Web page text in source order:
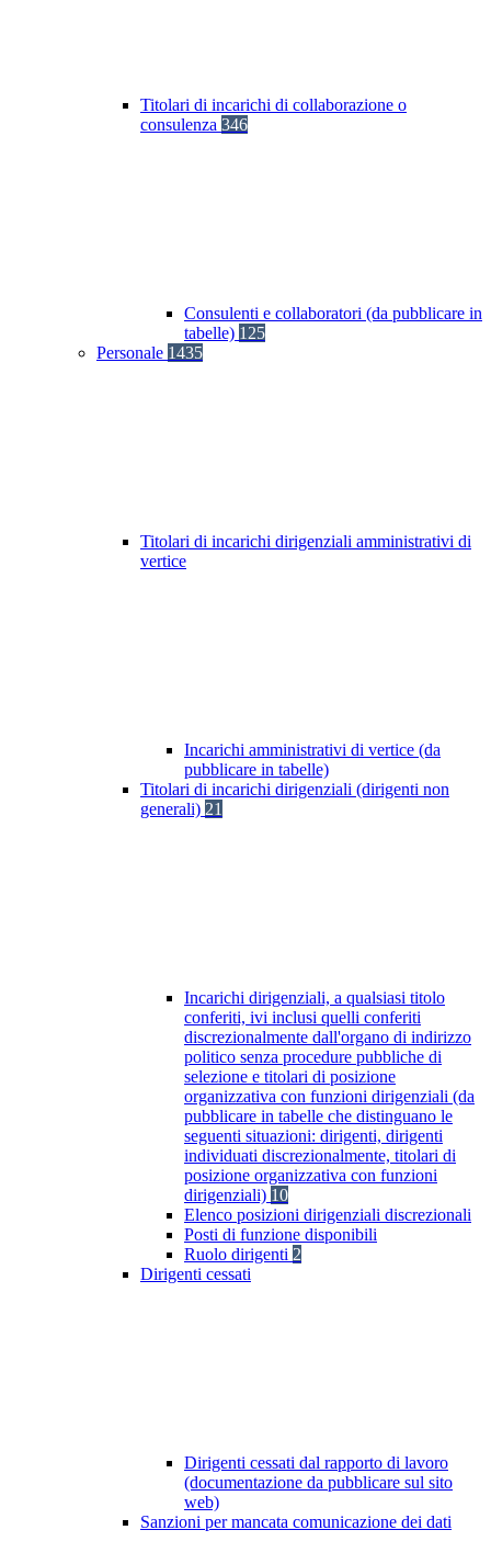
Titolari di incarichi di collaborazione o
consulenza 346
Consulenti e collaboratori (da pubblicare in
tabelle) 125
Personale 1435
Titolari di incarichi dirigenziali amministrativi di
vertice
Incarichi amministrativi di vertice (da
pubblicare in tabelle)
Titolari di incarichi dirigenziali (dirigenti non
generali) 21
Incarichi dirigenziali, a qualsiasi titolo
conferiti, ivi inclusi quelli conferiti
discrezionalmente dall'organo di indirizzo
politico senza procedure pubbliche di
selezione e titolari di posizione
organizzativa con funzioni dirigenziali (da
pubblicare in tabelle che distinguano le
seguenti situazioni: dirigenti, dirigenti
individuati discrezionalmente, titolari di
posizione organizzativa con funzioni
dirigenziali) 10
Elenco posizioni dirigenziali discrezionali
Posti di funzione disponibili
Ruolo dirigenti 2
Dirigenti cessati
Dirigenti cessati dal rapporto di lavoro
(documentazione da pubblicare sul sito
web)
Sanzioni per mancata comunicazione dei dati